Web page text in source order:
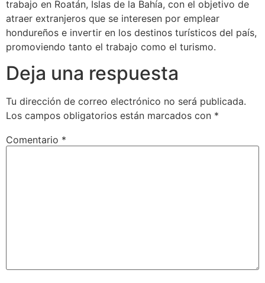
trabajo en Roatán, Islas de la Bahía, con el objetivo de
atraer extranjeros que se interesen por emplear
hondureños e invertir en los destinos turísticos del país,
promoviendo tanto el trabajo como el turismo.
Deja una respuesta
Tu dirección de correo electrónico no será publicada.
Los campos obligatorios están marcados con *
Comentario *